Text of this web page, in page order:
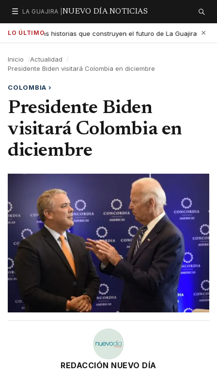
☰
Secciones
LA GUAJIRA | NUEVO DÍA NOTICIAS Buscar
LO ÚLTIMO
exaltar las historias que construyen el futuro de La Guajira5:01 PM
×
Inicio
Actualidad
Presidente Biden visitará Colombia en diciembre
COLOMBIA›
Presidente Biden
visitará Colombia en
diciembre
REDACCIÓN NUEVO DÍA